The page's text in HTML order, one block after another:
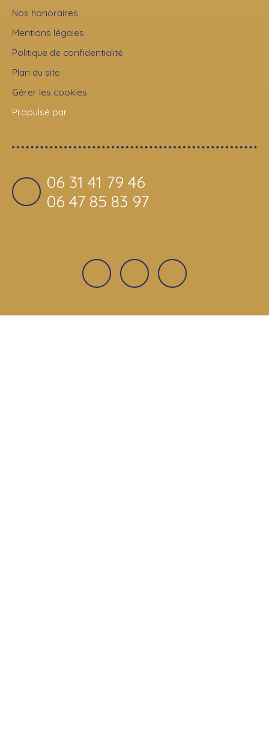
Nos honoraires
Mentions légales
Politique de confidentialité
Plan du site
Gérer les cookies
Propulsé par
06 31 41 79 46
06 47 85 83 97